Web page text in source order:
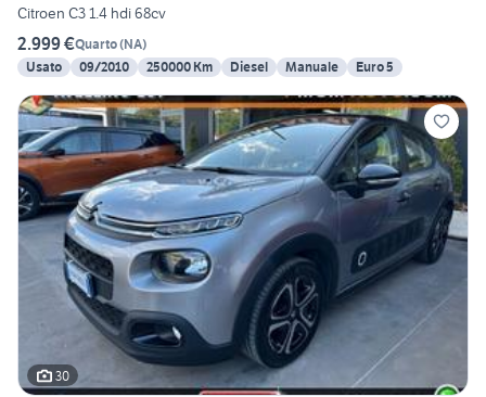
Citroen C3 1.4 hdi 68cv
2.999 €Quarto(NA)
Usato
09/2010 250000 Km Diesel Manuale Euro 5
30